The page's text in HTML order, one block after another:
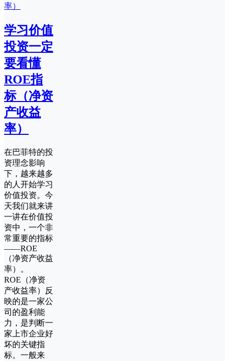
学习价值
投资一定
要看懂
ROE指
标（净资
产收益
率）
在巴菲特的投
资理念影响
下，越来越多
的人开始学习
价值投资。今
天我们就来讲
一讲在价值投
资中，一个非
常重要的指标
——ROE
（净资产收益
率）。
ROE（净资
产收益率）反
映的是一家公
司的盈利能
力，是判断一
家上市企业好
坏的关键指
标。一般来